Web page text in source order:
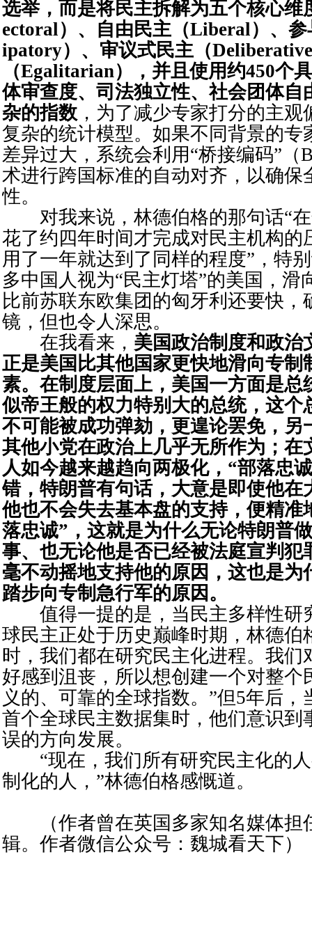
选举，而是将民主拆解为五个核心维
ectoral）、自由民主（Liberal）、
ipatory）、审议式民主（
（Egalitarian），并且使用约450个
体审查度、司法独立性、社会团体自
杂的指数 ，为了减少专家打分的主
复杂的统计模型。如果不同背景的专
差异过大，系统会利用“桥接编码”（
术进行跨国标准的自动对齐，以确保
性。
对我来说，林德伯格的那句话“在
花了约四年时间才完成对民主机构的
用了一年就达到了同样的程度”，特
多中国人视为“民主灯塔”的美国，滑
比前苏联东欧集团的匈牙利还要快，
镜，但也令人深思。
在我看来， 美国政治制度和政治
正是美国比其他国家更快地滑向专制
素。在制度层面上，美国一方面是总
似帝王般的权力特别大的总统，这个
不可能被成功弹劾，更遑论罢免，另
其他小党在政治上几乎无所作为；在
人如今越来越趋向两极化，“部落忠
错，特朗普有句话，大意是即使他在
他也不会失去基本盘的支持，便精准
落忠诚”，这就是为什么无论特朗普
事、也无论他是否已经被法庭宣判犯
毫不动摇地支持他的原因，这也是为
踏步向专制急行军的原因。
值得一提的是，当民主多样性研
球民主正处于历史巅峰时期，林德伯
时，我们都在研究民主化进程。我们
好感到沮丧，所以想创建一个对整个
义的、可靠的全球指数。”但5年后，
首个全球民主数据集时，他们意识到
误的方向发展。
“现在，我们所有研究民主化的人
制化的人，”林德伯格感慨道。
（作者曾在英国多家知名媒体
辑。作者微信公众号：魏城看天下）